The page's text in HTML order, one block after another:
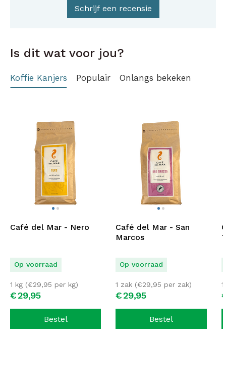
Schrijf een recensie
Is dit wat voor jou?
Koffie Kanjers Populair Onlangs bekeken
Café del Mar - Nero
Op voorraad
€29,95
1 kg (€29,95 per kg)
Bestel
Café del Mar - San
Marcos
Op voorraad
€29,95
1 zak (€29,95 per zak)
Bestel